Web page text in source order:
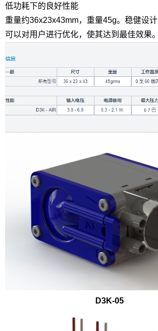
低功耗下的良好性能
重量约36x23x43mm，重量45g。稳健设计
可以对用户进行优化，使其达到最佳效果。
D3K-05